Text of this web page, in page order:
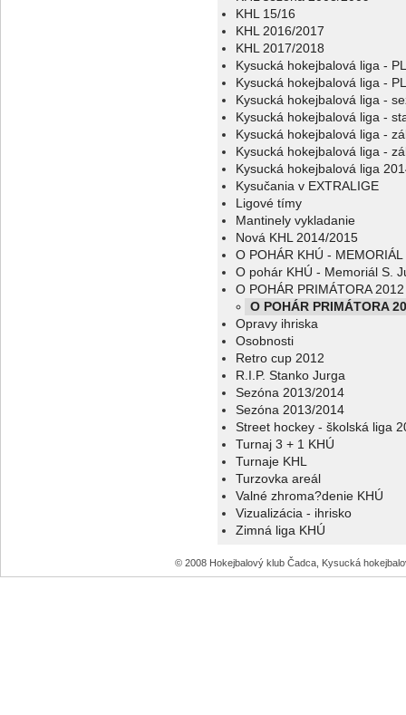
KHL 15/16
KHL 2016/2017
KHL 2017/2018
Kysucká hokejbalová liga -
Kysucká hokejbalová liga -
Kysucká hokejbalová liga -
Kysucká hokejbalová liga -
Kysucká hokejbalová liga -
Kysucká hokejbalová liga -
Kysucká hokejbalová liga
Kysučania v EXTRALIGE
Ligové tímy
Mantinely vykladanie
Nová KHL 2014/2015
O POHÁR KHÚ - MEMORIÁL
O pohár KHÚ - Memoriál S.
O POHÁR PRIMÁTORA 2012
O POHÁR PRIMÁTORA
Opravy ihriska
Osobnosti
Retro cup 2012
R.I.P. Stanko Jurga
Sezóna 2013/2014
Sezóna 2013/2014
Street hockey - školská liga
Turnaj 3 + 1 KHÚ
Turnaje KHL
Turzovka areál
Valné zhroma?denie KHÚ
Vizualizácia - ihrisko
Zimná liga KHÚ
© 2008 Hokejbalový klub Čadca, Kysucká